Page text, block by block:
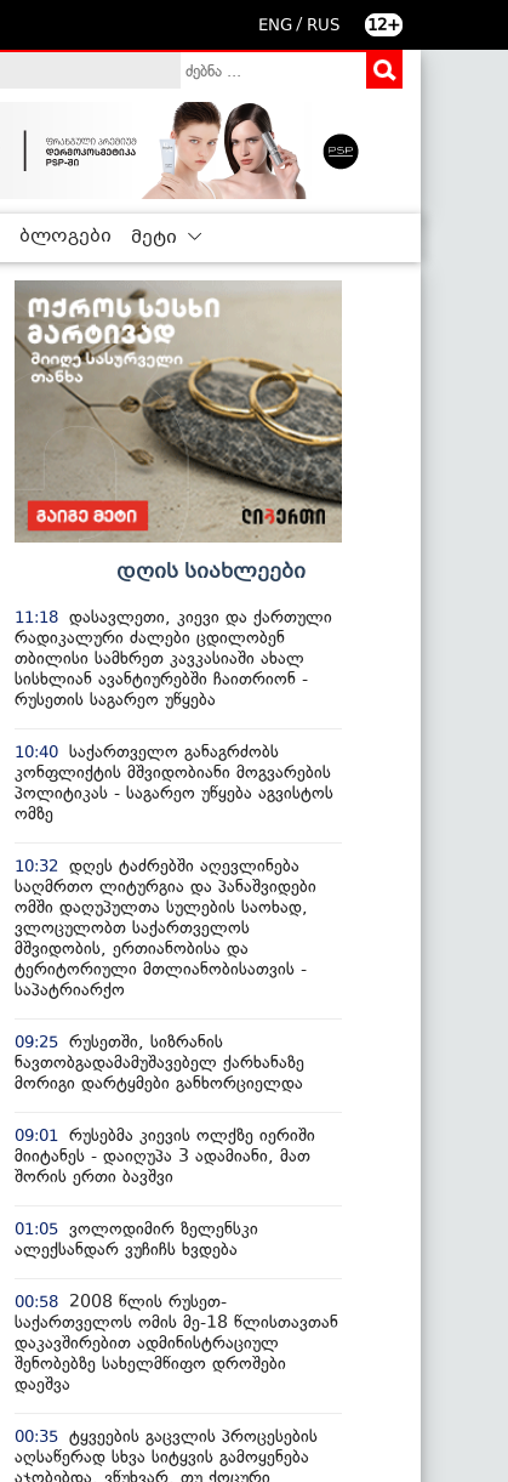
ENG / RUS 12+
ბლოგები მეტი
დღის სიახლეები
11:18 დასავლეთი, კიევი და ქართული
რადიკალური ძალები ცდილობენ
თბილისი სამხრეთ კავკასიაში ახალ
სისხლიან ავანტიურებში ჩაითრიონ -
რუსეთის საგარეო უწყება
10:40 საქართველო განაგრძობს
კონფლიქტის მშვიდობიანი მოგვარების
პოლიტიკას - საგარეო უწყება აგვისტოს
ომზე
10:32
დღეს ტაძრებში აღევლინება
საღმრთო ლიტურგია და პანაშვიდები
ომში დაღუპულთა სულების საოხად,
ვლოცულობთ საქართველოს
მშვიდობის, ერთიანობისა და
ტერიტორიული მთლიანობისათვის -
საპატრიარქო
09:25 რუსეთში, სიზრანის
ნავთობგადამამუშავებელ ქარხანაზე
მორიგი დარტყმები განხორციელდა
09:01
რუსებმა კიევის ოლქზე იერიში
მიიტანეს - დაიღუპა 3 ადამიანი, მათ
შორის ერთი ბავშვი
01:05 ვოლოდიმირ ზელენსკი
ალექსანდარ ვუჩიჩს ხვდება
00:58
2008 წლის რუსეთ-
საქართველოს ომის მე-18 წლისთავთან
დაკავშირებით ადმინისტრაციულ
შენობებზე სახელმწიფო დროშები
დაეშვა
00:35 ტყვეების გაცვლის პროცესების
აღსაწერად სხვა სიტყვის გამოყენება
აჯობებდა, ვწუხვარ, თუ ქოცური